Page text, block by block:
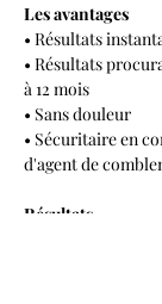
Les avantages
• Résultats
• Résultats
à 12 mois
• Sans douleur
• Sécuritaire en
d'agent de
Résultats